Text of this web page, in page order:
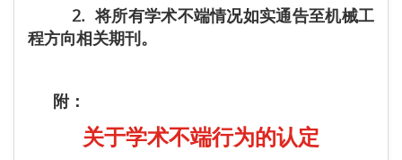
2. 将所有学术不端情况如实通告至机械工
程方向相关期刊。
附：
关于学术不端行为的认定